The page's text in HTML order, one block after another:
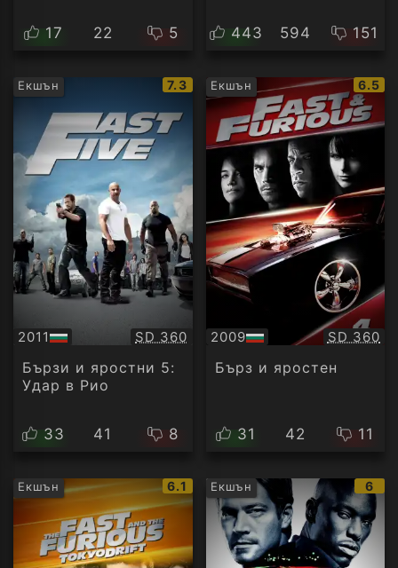
17 22 5 443 594 151
Екшън
IMDb
рейтинг:
7.3
2011
БГ
аудио
Качество:
SD 360
Бързи и яростни 5:
Удар в Рио
33 41 8
Екшън
IMDb
6.5
2009
БГ
аудио
SD 360
Бърз и яростен
31 42 11
Екшън
IMDb
рейтинг:
6.1 Екшън 6